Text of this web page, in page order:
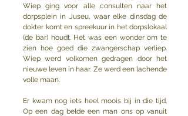
Wiep ging voor alle consulten naar het
dorpsplein in Juseu, waar elke dinsdag de
dokter komt en spreekuur in het dorpslokaal
(de bar) houdt. Het was een wonder om te
zien hoe goed die zwangerschap verliep.
Wiep werd volkomen gedragen door het
nieuwe leven in haar. Ze werd een lachende
volle maan.
Er kwam nog iets heel moois bij in die tijd.
Op een dag belde een man ons op vanuit